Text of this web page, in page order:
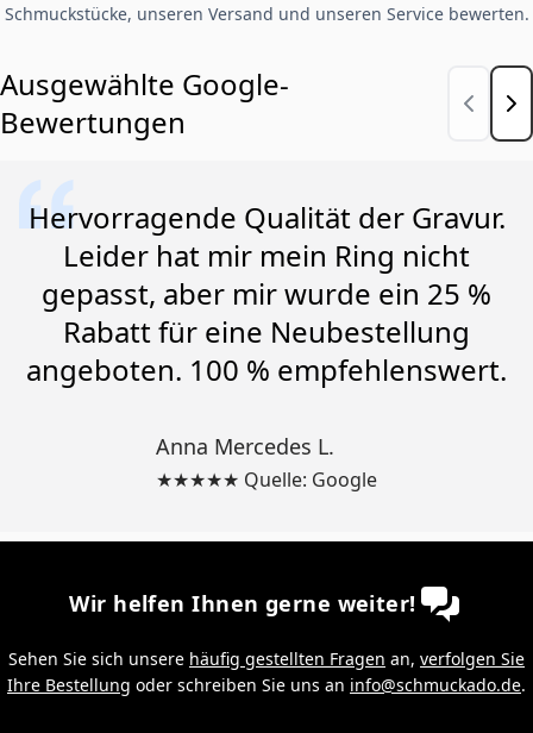
Schmuckstücke, unseren Versand und unseren Service bewerten.
Ausgewählte Google-
Bewertungen
Hervorragende Qualität der Gravur.
Leider hat mir mein Ring nicht
gepasst, aber mir wurde ein 25 %
Rabatt für eine Neubestellung
angeboten. 100 % empfehlenswert.
Anna Mercedes L.
★★★★★ Quelle: Google
Wir helfen Ihnen gerne weiter!
Sehen Sie sich unsere häufig gestellten Fragen an, verfolgen Sie
Ihre Bestellung oder schreiben Sie uns an info@schmuckado.de.